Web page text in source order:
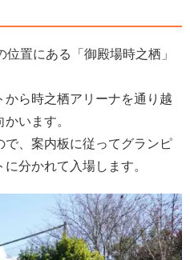
置にある「御殿場時之栖」
ら時之栖アリーナを通り越
います。
、案内板に従ってグランピ
分かれて入場します。